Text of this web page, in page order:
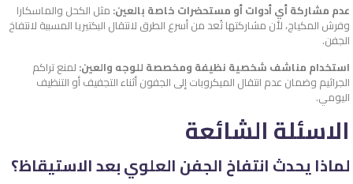
عدم مشاركة أي أدوات أو مستحضرات خاصة بالعين: مثل الكحل والماسكارا
وفرش المكياج، لأن مشاركتها تُعد من أسرع الطرق لانتقال البكتيريا المسببة لانتفاخ
الجفن.
استخدام مناشف شخصية نظيفة ومخصصة للوجه والعين: لمنع تراكم
الجراثيم وضمان عدم انتقال الميكروبات إلى الجفون أثناء التجفيف أو التنظيف
اليومي.
الاسئلة الشائعة
لماذا يحدث انتفاخ الجفن العلوي بعد الاستيقاظ؟